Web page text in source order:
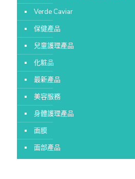
Verde Caviar
保健產品
兒童護理產品
化粧品
最新產品
美容服務
身體護理產品
面膜
面部產品